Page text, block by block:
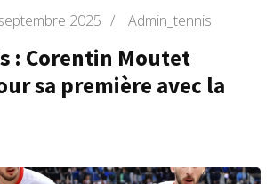
2025 / Admin_tennis
: Corentin Moutet
sa première avec la